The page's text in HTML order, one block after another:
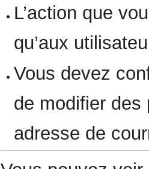
L’action que
qu’aux
Vous devez
de modifier des
adresse de